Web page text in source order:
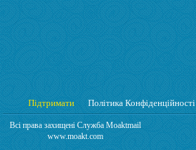
Політика Конфіденційності
Підтримати
Всі права захищені Служба Moaktmail
www.moakt.com